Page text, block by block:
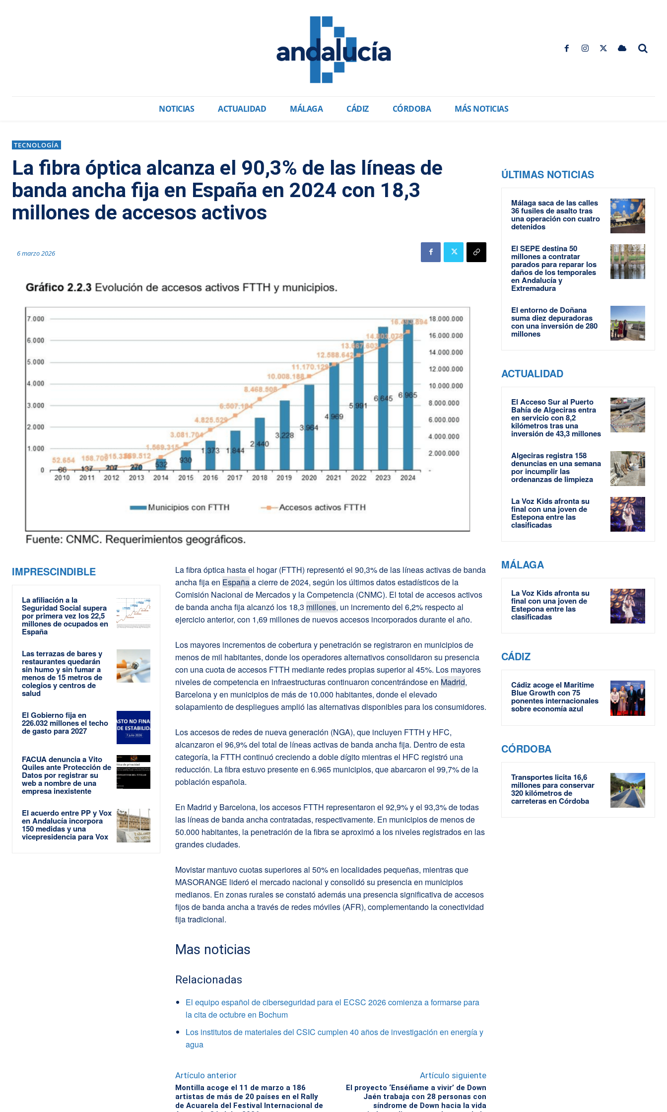
NOTICIAS ACTUALIDAD MÁLAGA CÁDIZ CÓRDOBA MÁS NOTICIAS
TECNOLOGÍA
La fibra óptica alcanza el 90,3% de las líneas de
banda ancha fija en España en 2024 con 18,3
millones de accesos activos
6 marzo 2026
IMPRESCINDIBLE
La afiliación a la
Seguridad Social supera
por primera vez los 22,5
millones de ocupados en
España
Las terrazas de bares y
restaurantes quedarán
sin humo y sin fumar a
menos de 15 metros de
colegios y centros de
salud
El Gobierno fija en
226.032 millones el techo
de gasto para 2027
FACUA denuncia a Vito
Quiles ante Protección de
Datos por registrar su
web a nombre de una
empresa inexistente
El acuerdo entre PP y Vox
en Andalucía incorpora
150 medidas y una
vicepresidencia para Vox
La fibra óptica hasta el hogar (FTTH) representó el 90,3% de las líneas activas de banda
ancha fija en Españaa cierre de 2024, según los últimos datos estadísticos de la
Comisión Nacional de Mercados y la Competencia (CNMC). El total de accesos activos
de banda ancha fija alcanzó los 18,3 millones, un incremento del 6,2% respecto al
ejercicio anterior, con 1,69 millones de nuevos accesos incorporados durante el año.
Los mayores incrementos de cobertura y penetración se registraron en municipios de
menos de mil habitantes, donde los operadores alternativos consolidaron su presencia
con una cuota de accesos FTTH mediante redes propias superior al 45%. Los mayores
niveles de competencia en infraestructuras continuaron concentrándose en Madrid,
Barcelona y en municipios de más de 10.000 habitantes, donde el elevado
solapamiento de despliegues amplió las alternativas disponibles para los consumidores.
Los accesos de redes de nueva generación (NGA), que incluyen FTTH y HFC,
alcanzaron el 96,9% del total de líneas activas de banda ancha fija. Dentro de esta
categoría, la FTTH continuó creciendo a doble dígito mientras el HFC registró una
reducción. La fibra estuvo presente en 6.965 municipios, que abarcaron el 99,7% de la
población española.
En Madrid y Barcelona, los accesos FTTH representaron el 92,9% y el 93,3% de todas
las líneas de banda ancha contratadas, respectivamente. En municipios de menos de
50.000 habitantes, la penetración de la fibra se aproximó a los niveles registrados en las
grandes ciudades.
Movistar mantuvo cuotas superiores al 50% en localidades pequeñas, mientras que
MASORANGE lideró el mercado nacional y consolidó su presencia en municipios
medianos. En zonas rurales se constató además una presencia significativa de accesos
fijos de banda ancha a través de redes móviles (AFR), complementando la conectividad
fija tradicional.
Mas noticias
Relacionadas
El equipo español de ciberseguridad para el ECSC 2026 comienza a formarse para
la cita de octubre en Bochum
Los institutos de materiales del CSIC cumplen 40 años de investigación en energía y
agua
Artículo anterior
Montilla acoge el 11 de marzo a 186
artistas de más de 20 países en el Rally
de Acuarela del Festival Internacional de
Artículo siguiente
El proyecto ‘Enséñame a vivir’ de Down
Jaén trabaja con 28 personas con
síndrome de Down hacia la vida
ÚLTIMAS NOTICIAS
Málaga saca de las calles
36 fusiles de asalto tras
una operación con cuatro
detenidos
El SEPE destina 50
millones a contratar
parados para reparar los
daños de los temporales
en Andalucía y
Extremadura
El entorno de Doñana
suma diez depuradoras
con una inversión de 280
millones
ACTUALIDAD
El Acceso Sur al Puerto
Bahía de Algeciras entra
en servicio con 8,2
kilómetros tras una
inversión de 43,3 millones
Algeciras registra 158
denuncias en una semana
por incumplir las
ordenanzas de limpieza
La Voz Kids afronta su
final con una joven de
Estepona entre las
clasificadas
MÁLAGA
La Voz Kids afronta su
final con una joven de
Estepona entre las
clasificadas
CÁDIZ
Cádiz acoge el Maritime
Blue Growth con 75
ponentes internacionales
sobre economía azul
CÓRDOBA
Transportes licita 16,6
millones para conservar
320 kilómetros de
carreteras en Córdoba